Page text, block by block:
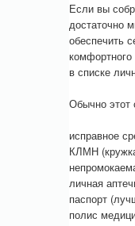
Если вы
достаточно
обеспечить
в списке
Обычно этот
исправное
КЛМН
личная
паспорт
полис